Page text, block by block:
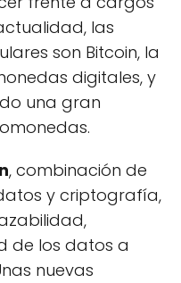
las
son Bitcoin, la
digitales, y
una gran
, combinación de
y criptografía,
de los datos a
nuevas